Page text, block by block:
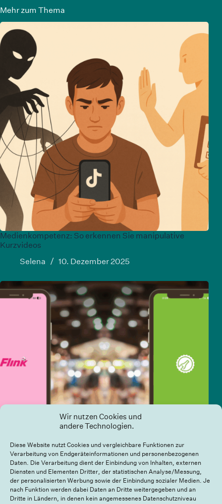
Wir nutzen Cookies und
andere Technologien.
Diese Website nutzt Cookies und vergleichbare Funktionen zur
Verarbeitung von Endgeräteinformationen und personenbezogenen
Daten. Die Verarbeitung dient der Einbindung von Inhalten, externen
Diensten und Elementen Dritter, der statistischen Analyse/Messung,
der personalisierten Werbung sowie der Einbindung sozialer Medien. Je
nach Funktion werden dabei Daten an Dritte weitergegeben und an
Dritte in Ländern, in denen kein angemessenes Datenschutzniveau
Mehr zum Thema
Medienkompetenz: So erkennen Sie manipulative
Kurzvideos
Selena
10. Dezember 2025
Praktischer als der Supermarkt? Münchner